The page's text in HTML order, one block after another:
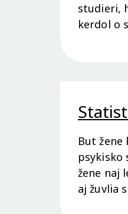
studieri,
kerdol o
But žene
psykisko
žene naj
aj žuvlia